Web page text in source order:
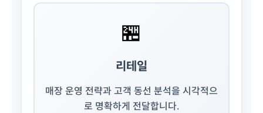
🏪
리테일
매장 운영 전략과 고객 동선 분석을 시각적으
로 명확하게 전달합니다.